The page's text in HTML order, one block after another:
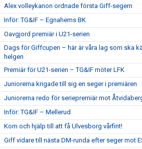
Alex volleykanon ordnade första Giff-segern
Inför: TG&IF – Egnahems BK
Oavgjord premiär i U21-serien
Dags för Giffcupen – här är våra lag som ska
helgen
Premiär för U21-serien – TG&IF möter LFK
Juniorerna krigade till sig en seger i premiären
Juniorerna redo för seriepremiär mot
Inför: TG&IF – Mellerud
Kom och hjälp till att få Ulvesborg vårfint!
Giff vidare till nästa DM-runda efter seger mot